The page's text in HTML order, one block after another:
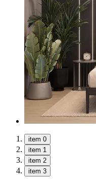
item 0
item 1
item 2
item 3